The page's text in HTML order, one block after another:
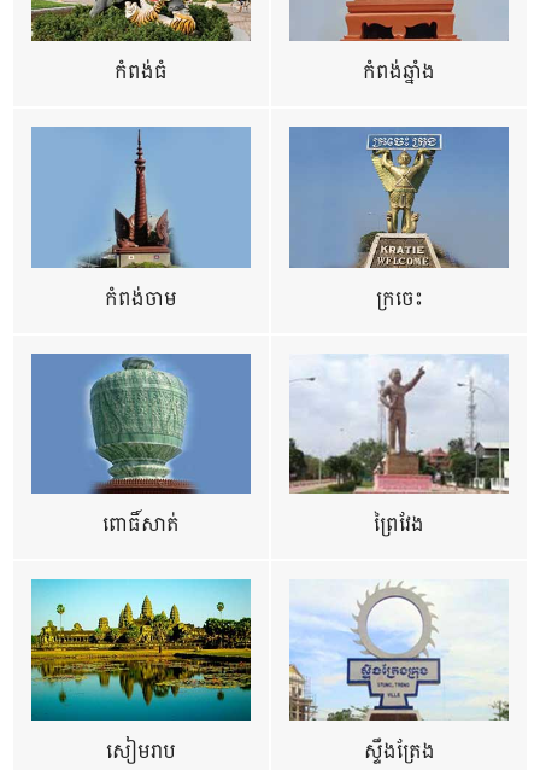
កំពង់ធំ កំពង់ឆ្នាំង
កំពង់ចាម ក្រចេះ
ពោធិ៍សាត់ ព្រៃវែង
សៀមរាប ស្ទឹងត្រែង